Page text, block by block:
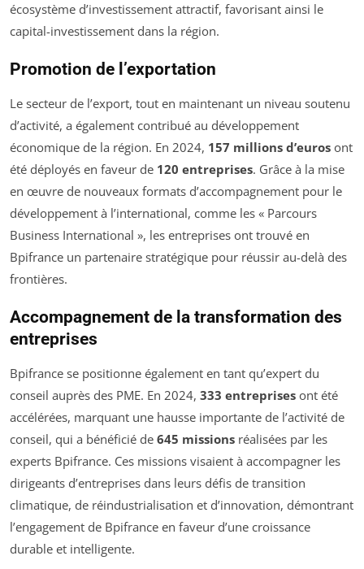
écosystème d’investissement attractif, favorisant ainsi le
capital-investissement dans la région.
Promotion de l’exportation
Le secteur de l’export, tout en maintenant un niveau soutenu
d’activité, a également contribué au développement
économique de la région. En 2024, 157 millions d’euros ont
été déployés en faveur de 120 entreprises. Grâce à la mise
en œuvre de nouveaux formats d’accompagnement pour le
développement à l’international, comme les « Parcours
Business International », les entreprises ont trouvé en
Bpifrance un partenaire stratégique pour réussir au-delà des
frontières.
Accompagnement de la transformation des
entreprises
Bpifrance se positionne également en tant qu’expert du
conseil auprès des PME. En 2024, 333 entreprises ont été
accélérées, marquant une hausse importante de l’activité de
conseil, qui a bénéficié de 645 missions réalisées par les
experts Bpifrance. Ces missions visaient à accompagner les
dirigeants d’entreprises dans leurs défis de transition
climatique, de réindustrialisation et d’innovation, démontrant
l’engagement de Bpifrance en faveur d’une croissance
durable et intelligente.